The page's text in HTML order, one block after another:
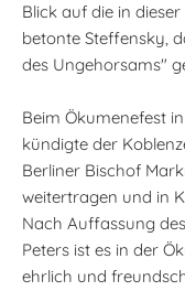
Blick auf die in
betonte Steffensky,
des Ungehorsams"
Beim Ökumenefest
kündigte der
Berliner Bischof
weitertragen und in
Nach Auffassung
Peters ist es in der
ehrlich und